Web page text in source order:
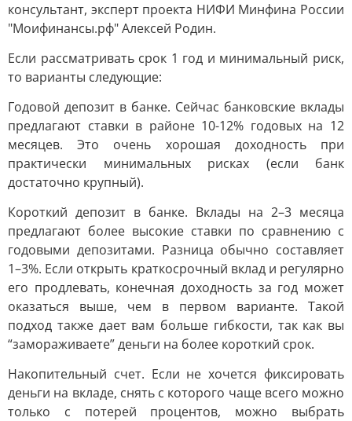
консультант, эксперт проекта НИФИ Минфина России
"Моифинансы.рф" Алексей Родин.
Если рассматривать срок 1 год и минимальный риск,
то варианты следующие:
Годовой депозит в банке. Сейчас банковские вклады
предлагают ставки в районе 10-12% годовых на 12
месяцев. Это очень хорошая доходность при
практически минимальных рисках (если банк
достаточно крупный).
Короткий депозит в банке. Вклады на 2–3 месяца
предлагают более высокие ставки по сравнению с
годовыми депозитами. Разница обычно составляет
1–3%. Если открыть краткосрочный вклад и регулярно
его продлевать, конечная доходность за год может
оказаться выше, чем в первом варианте. Такой
подход также дает вам больше гибкости, так как вы
“замораживаете” деньги на более короткий срок.
Накопительный счет. Если не хочется фиксировать
деньги на вкладе, снять с которого чаще всего можно
только с потерей процентов, можно выбрать